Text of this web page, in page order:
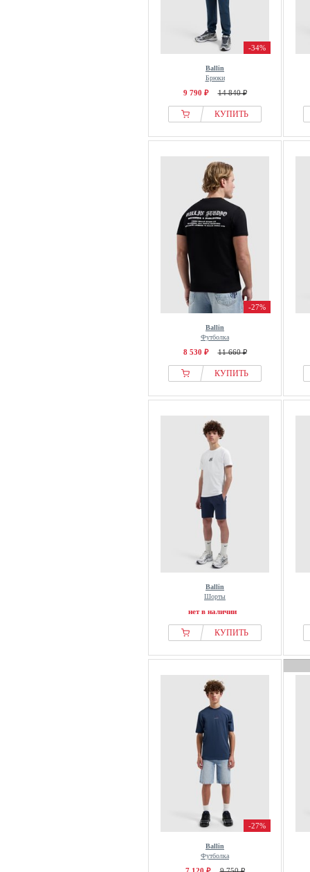
-34%
Ballin
Брюки
9 790 ₽ 14 840 ₽
КУПИТЬ
-27%
Ballin
Футболка
8 530 ₽ 11 660 ₽
КУПИТЬ
Ballin
Шорты
нет в наличии
КУПИТЬ
-27%
Ballin
Футболка